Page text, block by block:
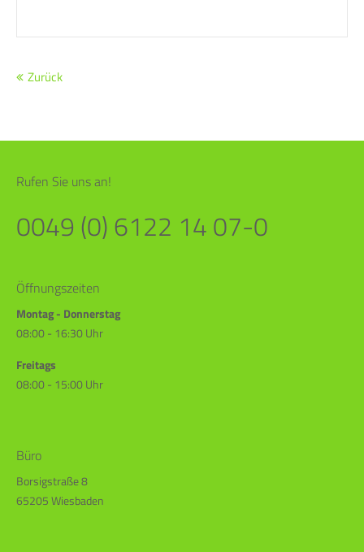
Zurück
Rufen Sie uns an!
0049 (0) 6122 14 07-0
Öffnungszeiten
Montag - Donnerstag
08:00 - 16:30 Uhr
Freitags
08:00 - 15:00 Uhr
Büro
Borsigstraße 8
65205 Wiesbaden